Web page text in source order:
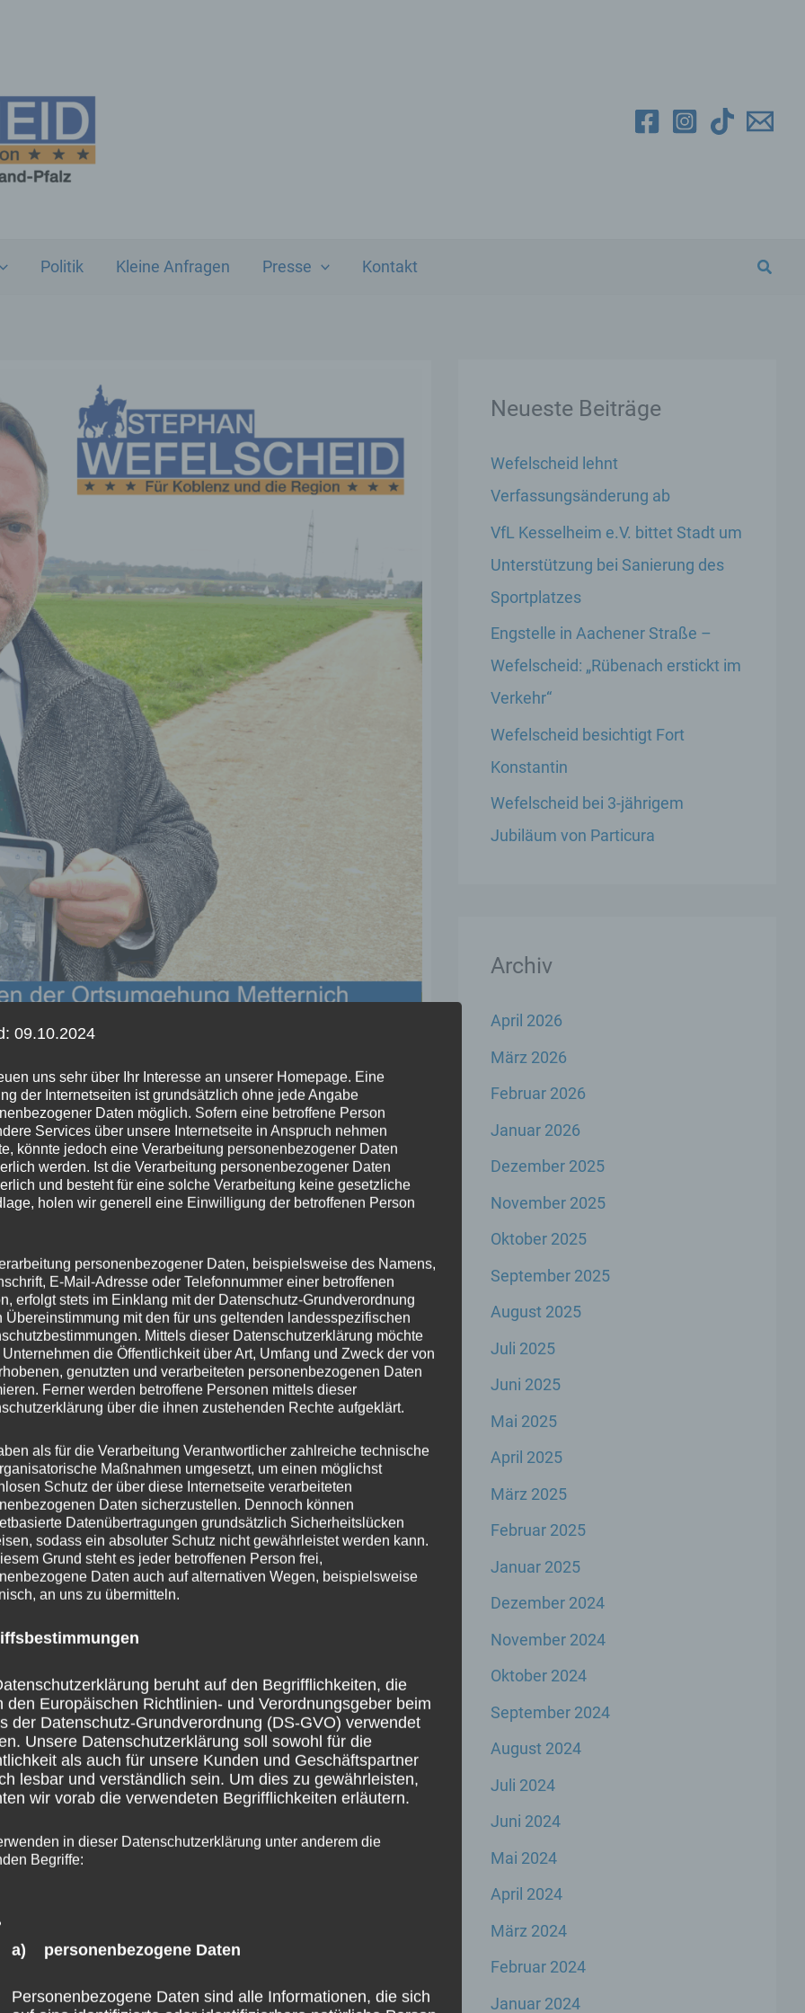
Politik Kleine Anfragen Presse Kontakt
für geringeren
der Stadtverwaltung zu Überarbeitung der
Wefelscheid, Landtagsabgeordneter und Vorsitzender
im Ausschuss für Stadtentwicklung und Mobilität
aufgegriffen und eine Anfrage an die
die von vielen als überdimensioniert betrachteten
und Kosten kritisiert worden waren. Damals
Reduzierung des Flächenverbrauchs seitens des LBM
mit, dass eine reduzierte Planung dem zuständigen
beim LBM liege. Eine Vorstellung des Sachstands
Vorhaben Wirkung zu zeigen scheint. Denn weder
Thema Flächenfraß sprechen für allzu groß
Entwicklungen sowohl im Ausschuss als auch auf
Neueste Beiträge
Wefelscheid lehnt
Verfassungsänderung ab
VfL Kesselheim e.V. bittet Stadt um
Unterstützung bei Sanierung des
Sportplatzes
Engstelle in Aachener Straße –
Wefelscheid: „Rübenach erstickt im
Verkehr“
Wefelscheid besichtigt Fort
Konstantin
Wefelscheid bei 3-jährigem
Jubiläum von Particura
Archiv
April 2026
März 2026
Februar 2026
Januar 2026
Dezember 2025
November 2025
Oktober 2025
September 2025
August 2025
Juli 2025
Juni 2025
Mai 2025
April 2025
März 2025
Februar 2025
Januar 2025
Dezember 2024
November 2024
Oktober 2024
September 2024
August 2024
Juli 2024
Juni 2024
Mai 2024
April 2024
März 2024
Februar 2024
Januar 2024
09.10.2024
uns sehr über Ihr Interesse an unserer Homepage. Eine
der Internetseiten ist grundsätzlich ohne jede Angabe
Daten möglich. Sofern eine betroffene Person
Services über unsere Internetseite in Anspruch nehmen
könnte jedoch eine Verarbeitung personenbezogener Daten
werden. Ist die Verarbeitung personenbezogener Daten
und besteht für eine solche Verarbeitung keine gesetzliche
holen wir generell eine Einwilligung der betroffenen Person
personenbezogener Daten, beispielsweise des Namens,
E-Mail-Adresse oder Telefonnummer einer betroffenen
erfolgt stets im Einklang mit der Datenschutz-Grundverordnung
Übereinstimmung mit den für uns geltenden landesspezifischen
Mittels dieser Datenschutzerklärung möchte
die Öffentlichkeit über Art, Umfang und Zweck der von
genutzten und verarbeiteten personenbezogenen Daten
Ferner werden betroffene Personen mittels dieser
über die ihnen zustehenden Rechte aufgeklärt.
als für die Verarbeitung Verantwortlicher zahlreiche technische
Maßnahmen umgesetzt, um einen möglichst
Schutz der über diese Internetseite verarbeiteten
Daten sicherzustellen. Dennoch können
Datenübertragungen grundsätzlich Sicherheitslücken
sodass ein absoluter Schutz nicht gewährleistet werden kann.
Grund steht es jeder betroffenen Person frei,
Daten auch auf alternativen Wegen, beispielsweise
an uns zu übermitteln.
beruht auf den Begrifflichkeiten, die
den Europäischen Richtlinien- und Verordnungsgeber beim
der Datenschutz-Grundverordnung (DS-GVO) verwendet
Unsere Datenschutzerklärung soll sowohl für die
als auch für unsere Kunden und Geschäftspartner
lesbar und verständlich sein. Um dies zu gewährleisten,
wir vorab die verwendeten Begrifflichkeiten erläutern.
in dieser Datenschutzerklärung unter anderem die
Begriffe:
a) personenbezogene Daten
Personenbezogene Daten sind alle Informationen, die sich